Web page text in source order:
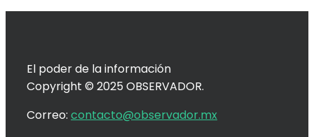
El poder de la información
Copyright © 2025 OBSERVADOR.
Correo: contacto@observador.mx